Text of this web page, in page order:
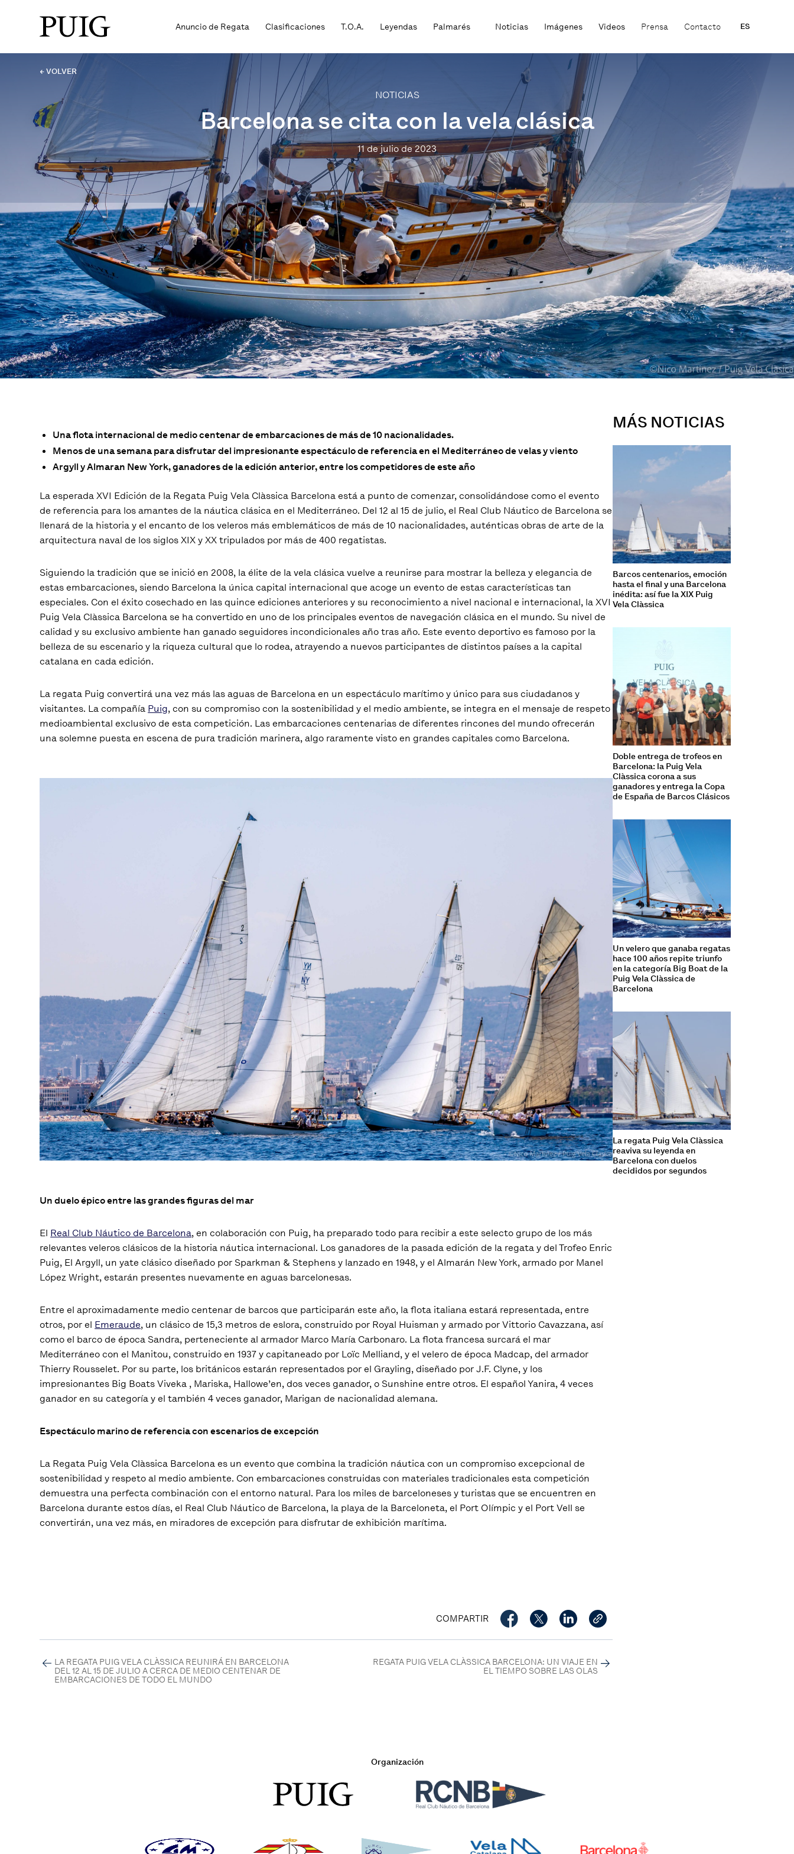
Anuncio de Regata Clasificaciones T.O.A. Leyendas Palmarés Noticias Imágenes Videos Prensa Contacto ES
← VOLVER
NOTICIAS
Barcelona se cita con la vela clásica
11 de julio de 2023
Una flota internacional de medio centenar de embarcaciones de más de 10 nacionalidades.
Menos de una semana para disfrutar del impresionante espectáculo de referencia en el Mediterráneo de velas y viento
Argyll y Almaran New York, ganadores de la edición anterior, entre los competidores de este año
La esperada XVI Edición de la Regata Puig Vela Clàssica Barcelona está a punto de comenzar, consolidándose como el evento
de referencia para los amantes de la náutica clásica en el Mediterráneo. Del 12 al 15 de julio, el Real Club Náutico de Barcelona se
llenará de la historia y el encanto de los veleros más emblemáticos de más de 10 nacionalidades, auténticas obras de arte de la
arquitectura naval de los siglos XIX y XX tripulados por más de 400 regatistas.
Siguiendo la tradición que se inició en 2008, la élite de la vela clásica vuelve a reunirse para mostrar la belleza y elegancia de
estas embarcaciones, siendo Barcelona la única capital internacional que acoge un evento de estas características tan
especiales. Con el éxito cosechado en las quince ediciones anteriores y su reconocimiento a nivel nacional e internacional, la XVI
Puig Vela Clàssica Barcelona se ha convertido en uno de los principales eventos de navegación clásica en el mundo. Su nivel de
calidad y su exclusivo ambiente han ganado seguidores incondicionales año tras año. Este evento deportivo es famoso por la
belleza de su escenario y la riqueza cultural que lo rodea, atrayendo a nuevos participantes de distintos países a la capital
catalana en cada edición.
La regata Puig convertirá una vez más las aguas de Barcelona en un espectáculo marítimo y único para sus ciudadanos y
visitantes. La compañía Puig, con su compromiso con la sostenibilidad y el medio ambiente, se integra en el mensaje de respeto
medioambiental exclusivo de esta competición. Las embarcaciones centenarias de diferentes rincones del mundo ofrecerán
una solemne puesta en escena de pura tradición marinera, algo raramente visto en grandes capitales como Barcelona.
Un duelo épico entre las grandes figuras del mar
El Real Club Náutico de Barcelona, en colaboración con Puig, ha preparado todo para recibir a este selecto grupo de los más
relevantes veleros clásicos de la historia náutica internacional. Los ganadores de la pasada edición de la regata y del Trofeo Enric
Puig, El Argyll, un yate clásico diseñado por Sparkman & Stephens y lanzado en 1948, y el Almarán New York, armado por Manel
López Wright, estarán presentes nuevamente en aguas barcelonesas.
Entre el aproximadamente medio centenar de barcos que participarán este año, la flota italiana estará representada, entre
otros, por el Emeraude, un clásico de 15,3 metros de eslora, construido por Royal Huisman y armado por Vittorio Cavazzana, así
como el barco de época Sandra, perteneciente al armador Marco María Carbonaro. La flota francesa surcará el mar
Mediterráneo con el Manitou, construido en 1937 y capitaneado por Loïc Melliand, y el velero de época Madcap, del armador
Thierry Rousselet. Por su parte, los británicos estarán representados por el Grayling, diseñado por J.F. Clyne, y los
impresionantes Big Boats Viveka , Mariska, Hallowe’en, dos veces ganador, o Sunshine entre otros. El español Yanira, 4 veces
ganador en su categoría y el también 4 veces ganador, Marigan de nacionalidad alemana.
Espectáculo marino de referencia con escenarios de excepción
La Regata Puig Vela Clàssica Barcelona es un evento que combina la tradición náutica con un compromiso excepcional de
sostenibilidad y respeto al medio ambiente. Con embarcaciones construidas con materiales tradicionales esta competición
demuestra una perfecta combinación con el entorno natural. Para los miles de barceloneses y turistas que se encuentren en
Barcelona durante estos días, el Real Club Náutico de Barcelona, la playa de la Barceloneta, el Port Olímpic y el Port Vell se
convertirán, una vez más, en miradores de excepción para disfrutar de exhibición marítima.
COMPARTIR
LA REGATA PUIG VELA CLÀSSICA REUNIRÁ EN BARCELONA
DEL 12 AL 15 DE JULIO A CERCA DE MEDIO CENTENAR DE
EMBARCACIONES DE TODO EL MUNDO
REGATA PUIG VELA CLÀSSICA BARCELONA: UN VIAJE EN
EL TIEMPO SOBRE LAS OLAS
MÁS NOTICIAS
Barcos centenarios, emoción
hasta el final y una Barcelona
inédita: así fue la XIX Puig
Vela Clàssica
Doble entrega de trofeos en
Barcelona: la Puig Vela
Clàssica corona a sus
ganadores y entrega la Copa
de España de Barcos Clásicos
Un velero que ganaba regatas
hace 100 años repite triunfo
en la categoría Big Boat de la
Puig Vela Clàssica de
Barcelona
La regata Puig Vela Clàssica
reaviva su leyenda en
Barcelona con duelos
decididos por segundos
Organización